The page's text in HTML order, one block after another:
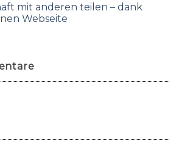
mit anderen teilen – dank
Webseite